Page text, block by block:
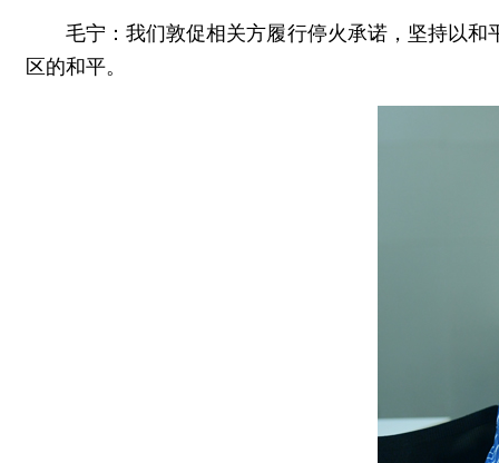
毛宁：我们敦促相关方履行停火承诺，坚持以
区的和平。